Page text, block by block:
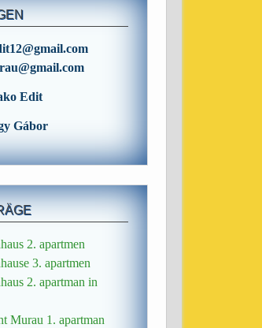
Edit
Gábor
2. apartmen
3. apartmen
2. apartman in
Murau 1. apartman